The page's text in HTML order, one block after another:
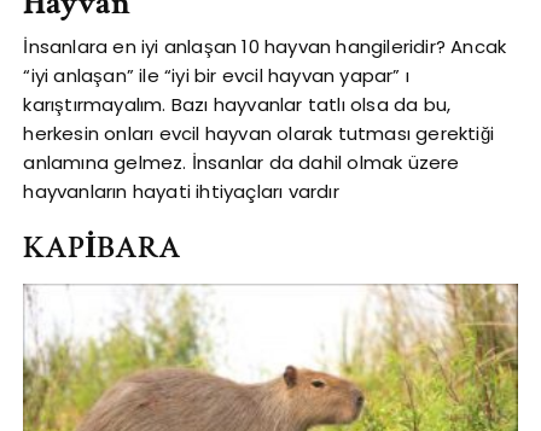
İnsanlara en iyi anlaşan 10 hayvan hangileridir? Ancak
“iyi anlaşan” ile “iyi bir evcil hayvan yapar” ı
karıştırmayalım. Bazı hayvanlar tatlı olsa da bu,
herkesin onları evcil hayvan olarak tutması gerektiği
anlamına gelmez. İnsanlar da dahil olmak üzere
hayvanların hayati ihtiyaçları vardır
KAPİBARA